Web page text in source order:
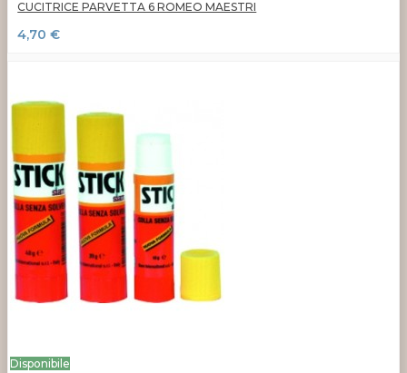
CUCITRICE PARVETTA 6 ROMEO MAESTRI
4,70 €
Disponibile